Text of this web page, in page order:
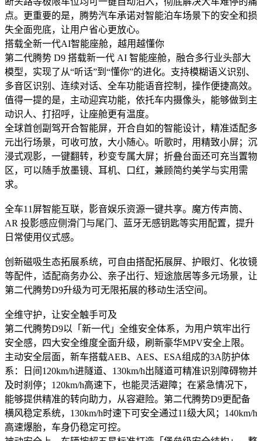
点。更重要的是，腾势汽车承诺对智能泊车场景下的安全和损
失全面兜底，让用户省心更放心。
搭载全新一代AI智能座舱，越用越懂你
第二代腾势 D9 搭载新一代 AI 智能座舱，融合多行业头部大
模型，实现了从“听话”到“懂你”的进化。支持模糊语义识别、
多音区识别、连续对话、全车功能语音控制，操作便捷高效。
值得一提的是，主动迎宾功能，依托车内摄像头，能够做到主
动识人、打招呼，让座舱更有温度。
全球首创副驾开合智能屏，开合自如的智能设计，精准适配多
元出行场景，可收可放，大小随心。听歌时，用精致小屏；沉
浸式观影，一键翻转，秒变专属大屏；折叠台面还可充当置物
区，可以随手放墨镜、耳机、口红，兼顾简约美学与实用需
求。
全车11屏智能互联，影音娱乐资源一键共享。魔方传声筒、
AR 投影感应侧滑门与尾门、蓝牙无感钥匙等实用配置，提升
日常使用仪式感。
创新磁吸生态拓展系统，可自由搭配拓展屏、护眼灯、化妆镜
等配件，适配商务办公、亲子出行、短途旅居等多元场景，让
第二代腾势D9升级为可无限拓展的移动生活空间。
全维守护，让安全触手可及
第二代腾势D9以「新一代」全维安全体系，为用户筑牢出行
安全感，四大安全维度全面升级，刷新豪华MPV安全上限。
主动安全层面，新车搭载AEB、AES、ESA组成的3A防护体
系：日间120km/h进隧道、130km/h出隧道可精准识别障碍物并
及时刹停；120km/h高速下，也能灵活避障；在紧急情况下，
能够提供精准的转向助力，从容避险。第二代腾势D9更配备
横风稳定系统，130km/h时速下可安全通过11级大风；140km/h
高速爆胎，车身仍稳定可控。